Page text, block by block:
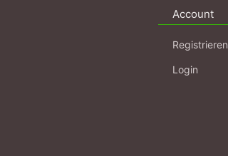
Account
Registrieren
Login